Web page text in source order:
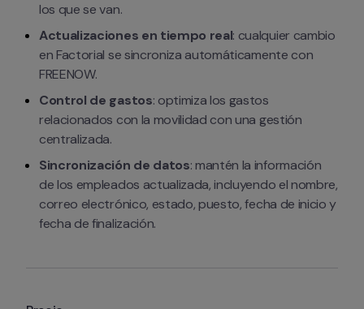
los que se van.
Actualizaciones en tiempo real: cualquier cambio
en Factorial se sincroniza automáticamente con
FREENOW.
Control de gastos: optimiza los gastos
relacionados con la movilidad con una gestión
centralizada.
Sincronización de datos: mantén la información
de los empleados actualizada, incluyendo el nombre,
correo electrónico, estado, puesto, fecha de inicio y
fecha de finalización.